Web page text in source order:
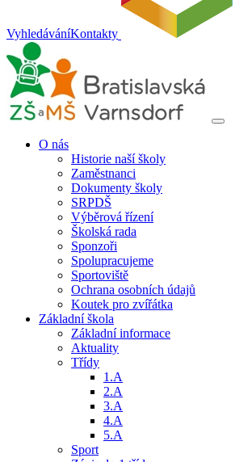
VyhledáváníKontakty
O nás
Historie naší školy
Zaměstnanci
Dokumenty školy
SRPDŠ
Výběrová řízení
Školská rada
Sponzoři
Spolupracujeme
Sportoviště
Ochrana osobních údajů
Koutek pro zvířátka
Základní škola
Základní informace
Aktuality
Třídy
1.A
2.A
3.A
4.A
5.A
Sport